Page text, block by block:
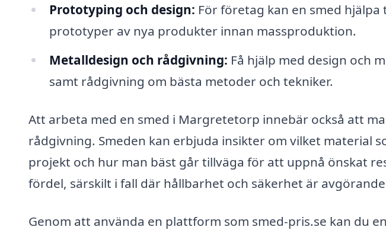
Prototyping och design: För företag kan en smed
prototyper av nya produkter innan massproduktion.
Metalldesign och rådgivning: Få hjälp med design och
samt rådgivning om bästa metoder och tekniker.
Att arbeta med en smed i Margretetorp innebär också att
rådgivning. Smeden kan erbjuda insikter om vilket material
projekt och hur man bäst går tillväga för att uppnå önskat
fördel, särskilt i fall där hållbarhet och säkerhet är
Genom att använda en plattform som smed-pris.se kan du